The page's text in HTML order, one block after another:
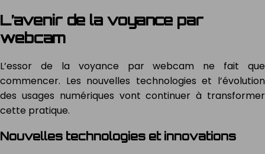
L’avenir de la voyance par
webcam
L’essor de la voyance par webcam ne fait que
commencer. Les nouvelles technologies et l’évolution
des usages numériques vont continuer à transformer
cette pratique.
Nouvelles technologies et innovations